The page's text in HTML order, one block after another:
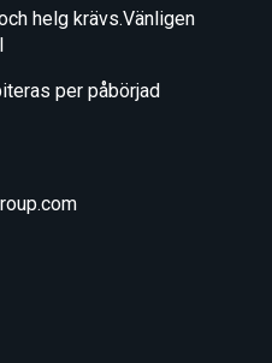
helg krävs.Vänligen
per påbörjad